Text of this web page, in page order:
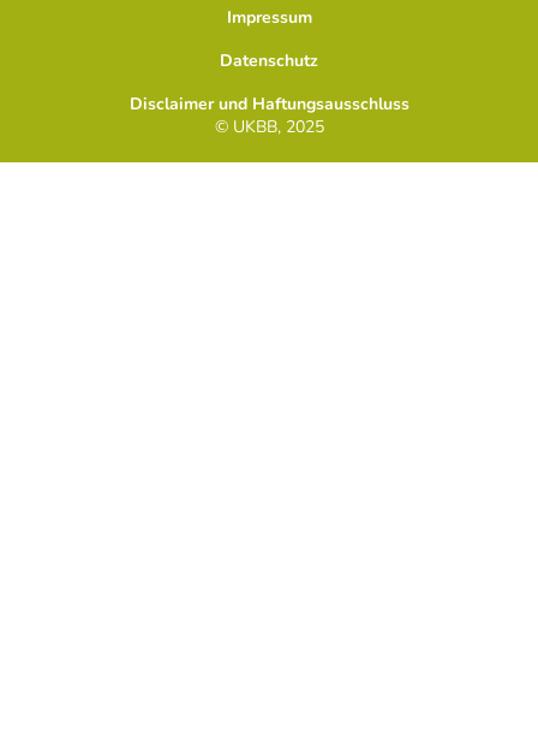
© UKBB, 2025
Impressum
Datenschutz
Disclaimer und Haftungsausschluss